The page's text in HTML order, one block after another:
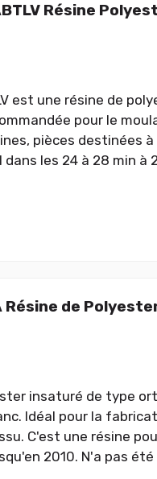
Résine
est une résine de
pour le
pièces destinées
les 24 à 28 min à
Résine de
insaturé de type
Idéal pour la
C'est une résine
2010. N'a pas